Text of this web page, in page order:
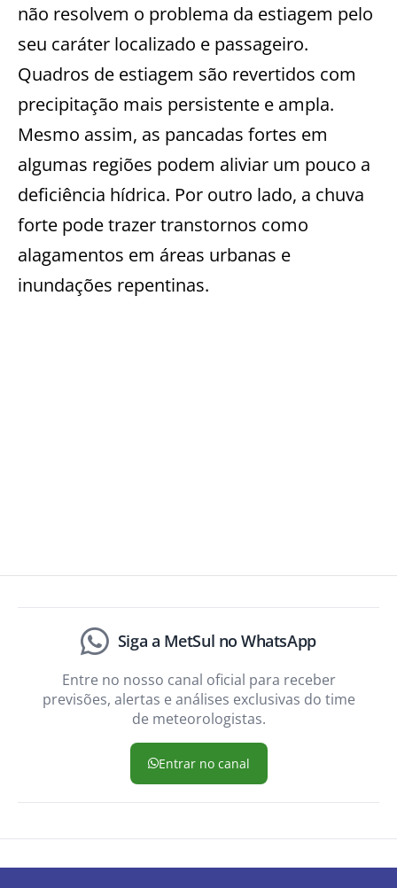
não resolvem o problema da estiagem pelo
seu caráter localizado e passageiro.
Quadros de estiagem são revertidos com
precipitação mais persistente e ampla.
Mesmo assim, as pancadas fortes em
algumas regiões podem aliviar um pouco a
deficiência hídrica. Por outro lado, a chuva
forte pode trazer transtornos como
alagamentos em áreas urbanas e
inundações repentinas.
Siga a MetSul no WhatsApp
Entre no nosso canal oficial para receber
previsões, alertas e análises exclusivas do time
de meteorologistas.
Entrar no canal